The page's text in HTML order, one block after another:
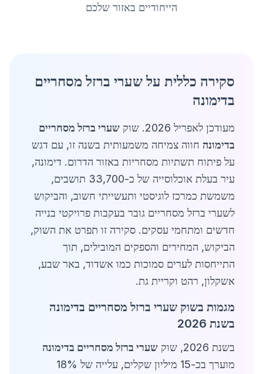
הייחודיים באזור שלכם
סקירה כללית על שערי ברזל מסחריים
בדימונה
מעודכן לאפריל 2026. שוק
שערי ברזל מסחריים
בדימונה חווה צמיחה משמעותית בשנה זו, עם דגש
על פיתוח תשתיות מסחריות באזור הדרום. דימונה,
עיר בעלת אוכלוסייה של כ-33,700 תושבים,
משמשת כמרכז לוגיסטי ותעשייתי חשוב, והביקוש
לשערי ברזל מסחריים גובר בעקבות פרויקטי בנייה
חדשים ומתחמי עסקים. סקירה זו תפרט את השוק,
הביקוש, המחירים והספקים המובילים, תוך
התייחסות לערים סמוכות כמו אשדוד, באר שבע,
אשקלון, רהט וקריית גת.
מגמות בשוק שערי ברזל מסחריים בדימונה
בשנת 2026
בשנת 2026, שוק
שערי ברזל מסחריים בדימונה
מוערך בכ-15 מיליון שקלים, עלייה של 18%